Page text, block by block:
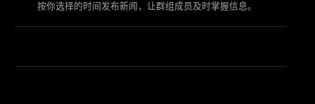
按你选择的时间发布新闻，让群组成员及时掌握信息。